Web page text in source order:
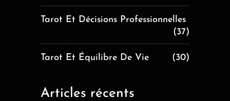
Tarot Et Décisions Professionnelles
(37)
Tarot Et Équilibre De Vie (30)
Articles récents